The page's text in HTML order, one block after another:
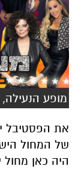
מופע
את הפסטיבל
של המחול
היה כאן מחול